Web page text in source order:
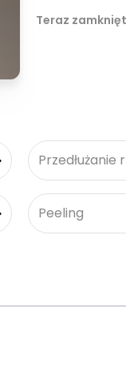
Teraz
Przedłużanie
Peeling